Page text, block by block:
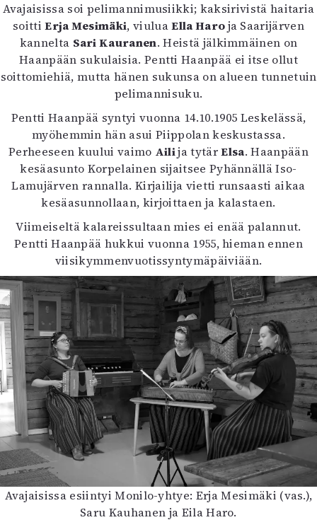
4/2026
2–3/2026
1/2026
6/2025
5/2025 saame
5/2025
Lehtiarkisto
Info
Tilaus ja irtonumerot
Yhteistyössä
Toimitus
Mediatiedot
Kaltio ry
Avajaisissa soi pelimannimusiikki; kaksirivistä haitaria
soittiErja Mesimäki, viuluaElla Haroja Saarijärven
kannelta Sari Kauranen. Heistä jälkimmäinen on
Haanpään sukulaisia. Pentti Haanpää ei itse ollut
soittomiehiä, mutta hänen sukunsa on alueen tunnetuin
pelimannisuku.
Pentti Haanpää syntyi vuonna 14.10.1905 Leskelässä,
myöhemmin hän asui Piippolan keskustassa.
Perheeseen kuului vaimo Ailija tytärElsa. Haanpään
kesäasunto Korpelainen sijaitsee Pyhännällä Iso-
Lamujärven rannalla. Kirjailija vietti runsaasti aikaa
kesäasunnollaan, kirjoittaen ja kalastaen.
Viimeiseltä kalareissultaan mies ei enää palannut.
Pentti Haanpää hukkui vuonna 1955, hieman ennen
viisikymmenvuotissyntymäpäiviään.
Avajaisissa esiintyi Monilo-yhtye: Erja Mesimäki (vas.),
Saru Kauhanen ja Eila Haro.